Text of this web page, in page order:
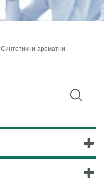
Синтетични ароматни